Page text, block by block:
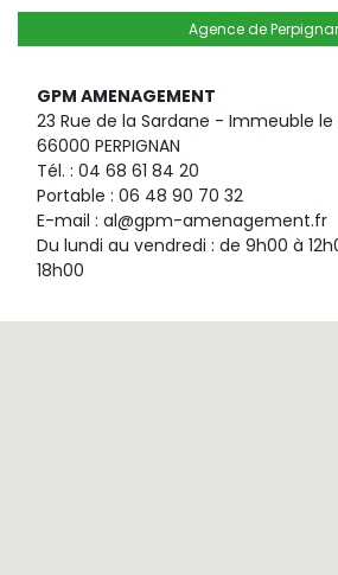
Agence de
GPM AMENAGEMENT
23 Rue de la Sardane - Immeuble le
66000 PERPIGNAN
Tél. : 04 68 61 84 20
Portable : 06 48 90 70 32
E-mail : al@gpm-amenagement.fr
Du lundi au vendredi : de 9h00 à
18h00